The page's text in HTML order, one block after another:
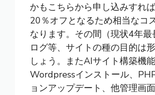
かもこちらから申し込みすれ
20％オフとなるため相当なコ
なります。その間（現状4年最
ログ等、サイトの種の目的は
しょう。またAIサイト構築機
Wordpressインストール、
ョンアップデート、他管理画